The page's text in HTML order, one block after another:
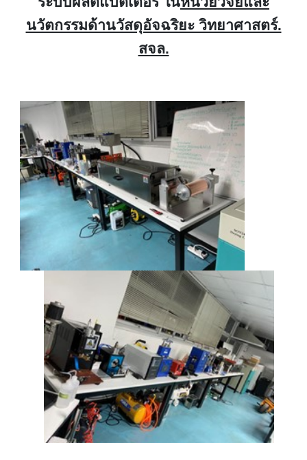
นวัตกรรมด้านวัสดุอัจฉริยะ วิทยาศาสตร์.
สจล.